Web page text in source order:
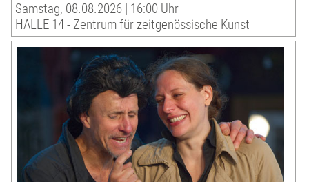
Samstag, 08.08.2026 | 16:00 Uhr
HALLE 14 - Zentrum für zeitgenössische Kunst